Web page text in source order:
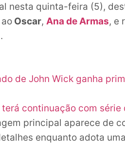
nesta quinta-feira (5),
Oscar, Ana de Armas, e
de John Wick ganha
terá continuação com série
principal aparece de
enquanto adota